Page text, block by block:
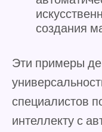
создания
Эти примеры
специалистов
интеллекту с